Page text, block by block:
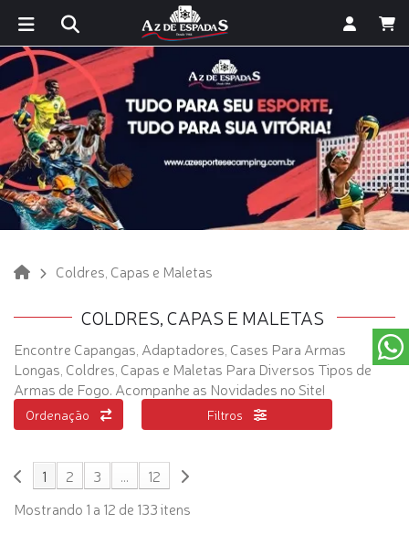
Coldres, Capas e Maletas
COLDRES, CAPAS E MALETAS
Encontre Capangas, Adaptadores, Cases Para Armas
Longas, Coldres, Capas e Maletas Para Diversos Tipos de
Armas de Fogo. Acompanhe as Novidades no Site!
Ordenação Filtros
1 2 3 ...
12
Mostrando 1 a 12 de 133 itens